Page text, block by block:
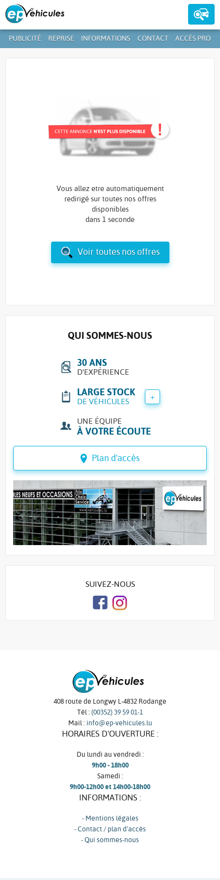
Contactez-nous au
PUBLICITÉ REPRISE INFORMATIONS CONTACT ACCÈS PRO
QUI SOMMES-NOUS
30 ANS
D'EXPÉRIENCE
LARGE STOCK
DE VÉHICULES
+
UNE ÉQUIPE
À VOTRE ÉCOUTE
Plan d'accès
SUIVEZ-NOUS
Vous allez etre automatiquement
redirigé sur toutes nos offres
disponibles
dans 1 seconde
Voir toutes nos offres
408 route de Longwy L-4832 Rodange
Tél : (00352) 39 59 01-1
Mail : info@ep-vehicules.lu
HORAIRES D'OUVERTURE :
Du lundi au vendredi :
9h00 - 18h00
Samedi :
9h00-12h00 et 14h00-18h00
INFORMATIONS :
- Mentions légales
- Contact / plan d'accès
- Qui sommes-nous